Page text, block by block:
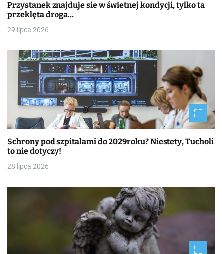
Przystanek znajduje sie w świetnej kondycji, tylko ta
przeklęta droga…
29 lipca 2026
Schrony pod szpitalami do 2029roku? Niestety, Tucholi
to nie dotyczy!
28 lipca 2026